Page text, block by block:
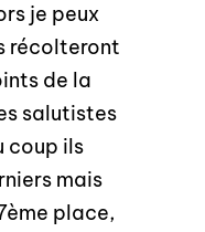
je peux
récolteront
de la
salutistes
coup ils
mais
place,